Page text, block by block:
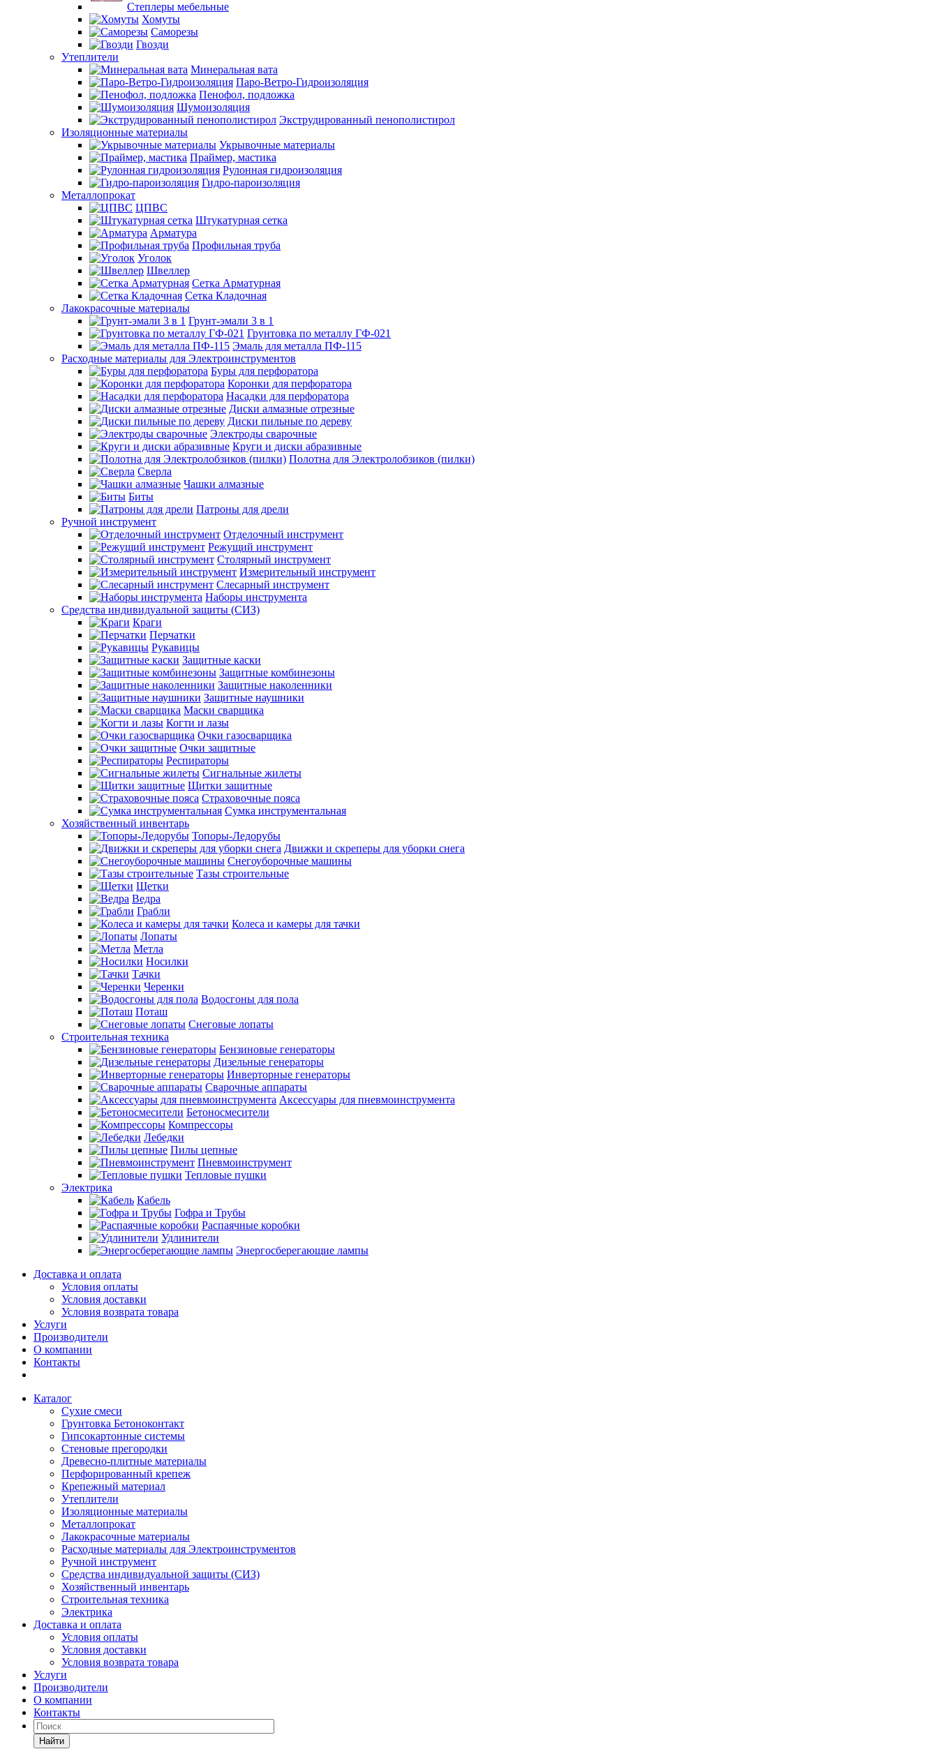
Степлеры мебельные
Хомуты
Саморезы
Гвозди
Утеплители
Минеральная вата
Паро-Ветро-Гидроизоляция
Пенофол, подложка
Шумоизоляция
Экструдированный пенополистирол
Изоляционные материалы
Укрывочные материалы
Праймер, мастика
Рулонная гидроизоляция
Гидро-пароизоляция
Металлопрокат
ЦПВС
Штукатурная сетка
Арматура
Профильная труба
Уголок
Швеллер
Сетка Арматурная
Сетка Кладочная
Лакокрасочные материалы
Грунт-эмали 3 в 1
Грунтовка по металлу ГФ-021
Эмаль для металла ПФ-115
Расходные материалы для Электроинструментов
Буры для перфоратора
Коронки для перфоратора
Насадки для перфоратора
Диски алмазные отрезные
Диски пильные по дереву
Электроды сварочные
Круги и диски абразивные
Полотна для Электролобзиков (пилки)
Сверла
Чашки алмазные
Биты
Патроны для дрели
Ручной инструмент
Отделочный инструмент
Режущий инструмент
Столярный инструмент
Измерительный инструмент
Слесарный инструмент
Наборы инструмента
Средства индивидуальной защиты (СИЗ)
Краги
Перчатки
Рукавицы
Защитные каски
Защитные комбинезоны
Защитные наколенники
Защитные наушники
Маски сварщика
Когти и лазы
Очки газосварщика
Очки защитные
Респираторы
Сигнальные жилеты
Щитки защитные
Страховочные пояса
Сумка инструментальная
Хозяйственный инвентарь
Топоры-Ледорубы
Движки и скреперы для уборки снега
Снегоуборочные машины
Тазы строительные
Щетки
Ведра
Грабли
Колеса и камеры для тачки
Лопаты
Метла
Носилки
Тачки
Черенки
Водосгоны для пола
Поташ
Снеговые лопаты
Строительная техника
Бензиновые генераторы
Дизельные генераторы
Инверторные генераторы
Сварочные аппараты
Аксессуары для пневмоинструмента
Бетоносмесители
Компрессоры
Лебедки
Пилы цепные
Пневмоинструмент
Тепловые пушки
Электрика
Кабель
Гофра и Трубы
Распаячные коробки
Удлинители
Энергосберегающие лампы
Доставка и оплата
Условия оплаты
Условия доставки
Условия возврата товара
Услуги
Производители
О компании
Контакты
Каталог
Сухие смеси
Грунтовка Бетоноконтакт
Гипсокартонные системы
Стеновые прегородки
Древесно-плитные материалы
Перфорированный крепеж
Крепежный материал
Утеплители
Изоляционные материалы
Металлопрокат
Лакокрасочные материалы
Расходные материалы для Электроинструментов
Ручной инструмент
Средства индивидуальной защиты (СИЗ)
Хозяйственный инвентарь
Строительная техника
Электрика
Доставка и оплата
Условия оплаты
Условия доставки
Условия возврата товара
Услуги
Производители
О компании
Контакты
Найти